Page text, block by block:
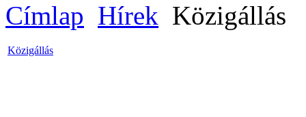
Címlap Hírek Közigállás
Közigállás